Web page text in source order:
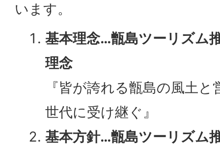
います。
基本理念…甑島ツーリズム
理念
『皆が誇れる甑島の風土
世代に受け継ぐ』
基本方針…甑島ツーリズム